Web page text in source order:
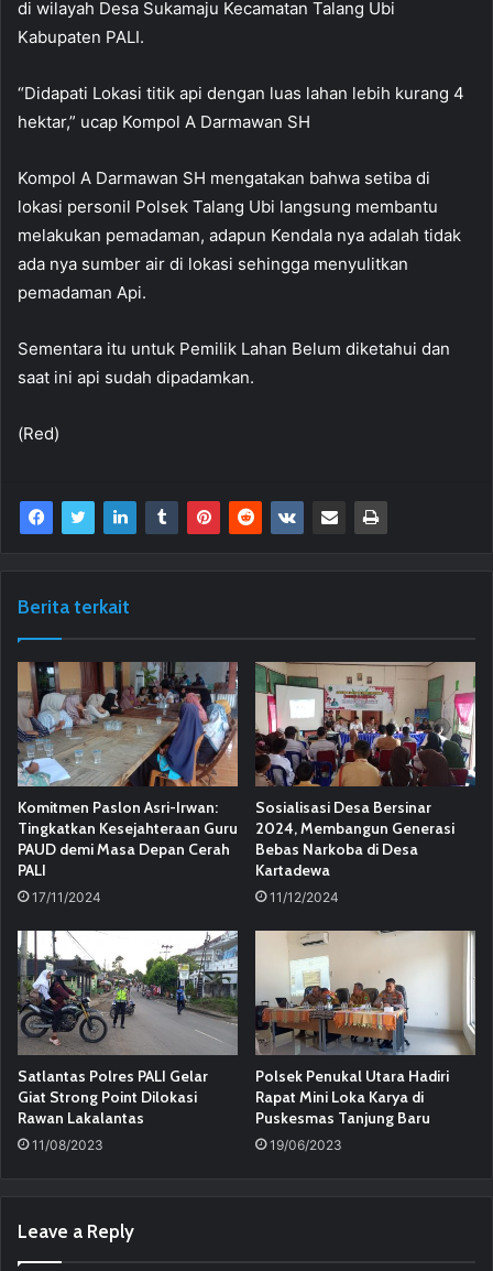
di wilayah Desa Sukamaju Kecamatan Talang Ubi
Kabupaten PALI.
“Didapati Lokasi titik api dengan luas lahan lebih kurang 4
hektar,” ucap Kompol A Darmawan SH
Kompol A Darmawan SH mengatakan bahwa setiba di
lokasi personil Polsek Talang Ubi langsung membantu
melakukan pemadaman, adapun Kendala nya adalah tidak
ada nya sumber air di lokasi sehingga menyulitkan
pemadaman Api.
Sementara itu untuk Pemilik Lahan Belum diketahui dan
saat ini api sudah dipadamkan.
(Red)
Berita terkait
Komitmen Paslon Asri-Irwan:
Tingkatkan Kesejahteraan Guru
PAUD demi Masa Depan Cerah
PALI
17/11/2024
Sosialisasi Desa Bersinar
2024, Membangun Generasi
Bebas Narkoba di Desa
Kartadewa
11/12/2024
Satlantas Polres PALI Gelar
Giat Strong Point Dilokasi
Rawan Lakalantas
11/08/2023
Polsek Penukal Utara Hadiri
Rapat Mini Loka Karya di
Puskesmas Tanjung Baru
19/06/2023
Leave a Reply